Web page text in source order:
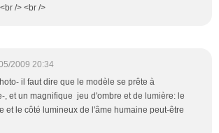
/> <br />
2009 20:34
il faut dire que le modèle se prête à
, et un magnifique jeu d'ombre et de lumière: le
et le côté lumineux de l'âme humaine peut-être